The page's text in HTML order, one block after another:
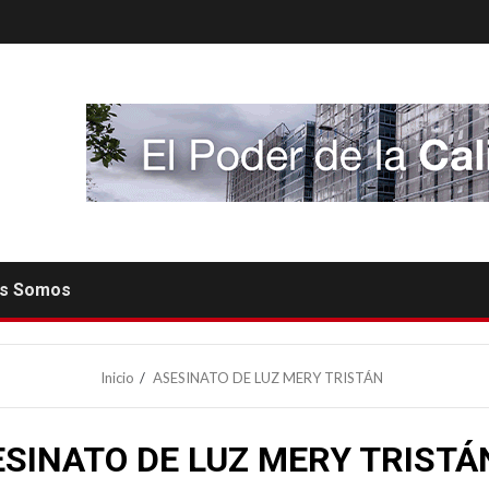
Somos
Inicio ASESINATO DE LUZ MERY TRISTÁN
DE LUZ MERY